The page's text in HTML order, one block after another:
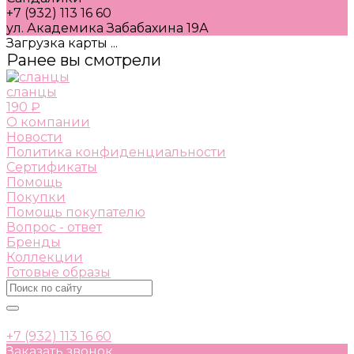
+7 (932) 113 16 60
ул. Академика Забабахина 19А
Загрузка карты ...
Ранее вы смотрели
сланцы
190 ₽
О компании
Новости
Политика конфиденциальности
Сертификаты
Помощь
Покупки
Помощь покупателю
Вопрос - ответ
Бренды
Коллекции
Готовые образы
+7 (932) 113 16 60